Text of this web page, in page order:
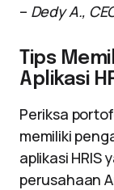
– Dedy A.,
Tips
Aplikasi
Periksa
memiliki
aplikasi HRIS
perusahaan